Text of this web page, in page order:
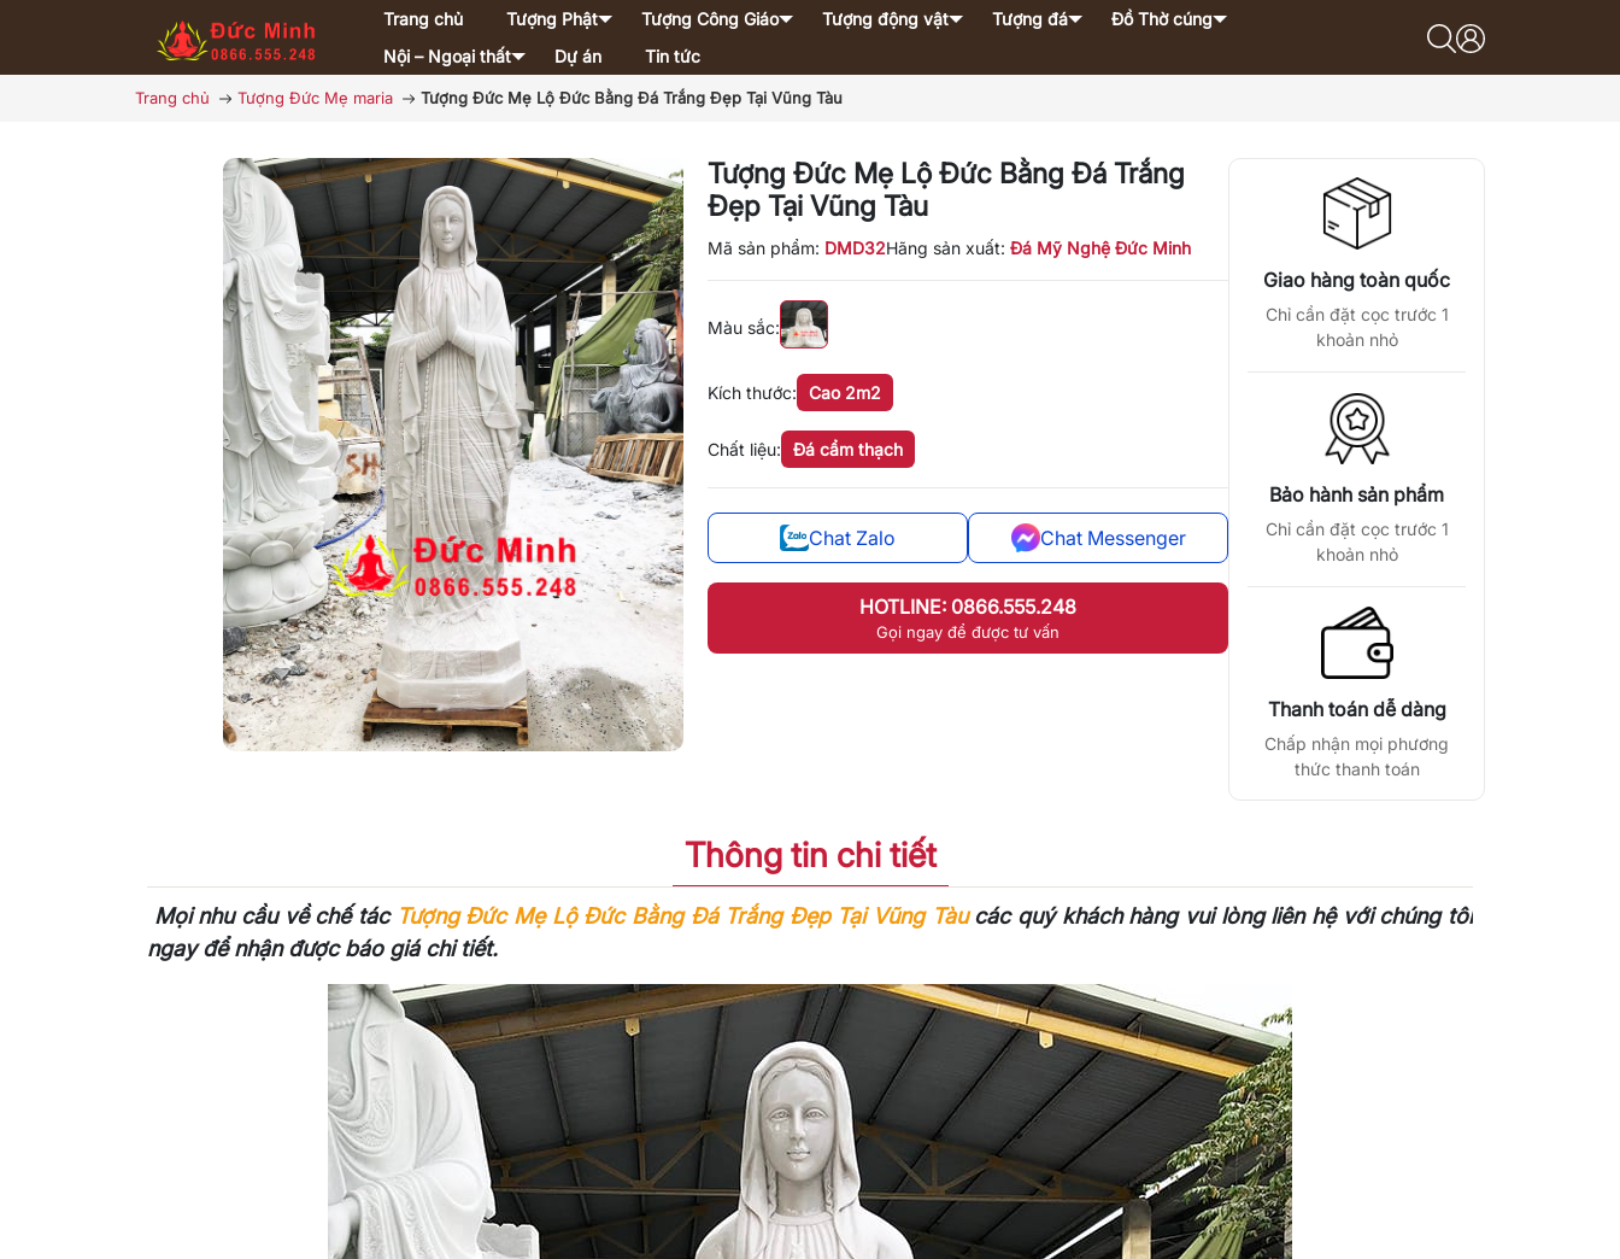
Trang chủ Tượng Phật Tượng Công Giáo Tượng động vật Tượng đá
Đồ Thờ cúng
Nội – Ngoại thất
Dự án Tin tức
Trang chủ Tượng Đức Mẹ maria Tượng Đức Mẹ Lộ Đức Bằng Đá Trắng Đẹp Tại Vũng Tàu
Tượng Đức Mẹ Lộ Đức Bằng Đá Trắng
Đẹp Tại Vũng Tàu
Mã sản phẩm: DMD32Hãng sản xuất: Đá Mỹ Nghệ Đức Minh
Kích thước: Cao 2m2
Màu sắc:
Chất liệu: Đá cẩm thạch
Chat Zalo Chat Messenger
HOTLINE: 0866.555.248
Gọi ngay để được tư vấn
Giao hàng toàn quốc
Chỉ cần đặt cọc trước 1
khoản nhỏ
Bảo hành sản phẩm
Chỉ cần đặt cọc trước 1
khoản nhỏ
Thanh toán dễ dàng
Chấp nhận mọi phương
thức thanh toán
Thông tin chi tiết
Mọi nhu cầu về chế tác Tượng Đức Mẹ Lộ Đức Bằng Đá Trắng Đẹp Tại Vũng Tàucác quý khách hàng vui lòng liên hệ với chúng tôi
ngay để nhận được báo giá chi tiết.